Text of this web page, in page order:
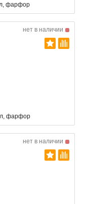
фарфор
нет в наличии
фарфор
нет в наличии